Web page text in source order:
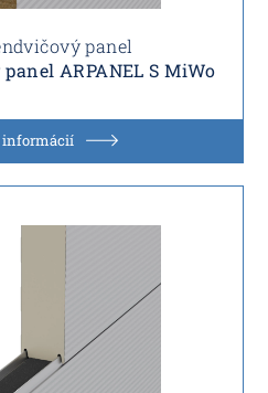
panel
ARPANEL S MiWo
informácií